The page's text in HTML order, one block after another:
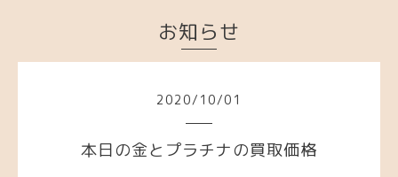
お知らせ
2020/ 10/01
本日の金とプラチナの買取価格